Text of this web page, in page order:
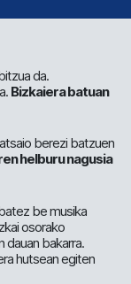
da.
Bizkaiera batuan
berezi batzuen
helburu nagusia
be musika
osorako
dauan bakarra.
hutsean egiten